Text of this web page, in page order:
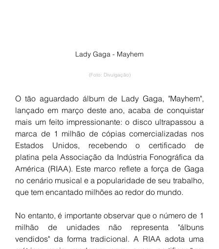
Lady Gaga - Mayhem
(Foto: Divulgação)
O tão aguardado álbum de Lady Gaga, "Mayhem",
lançado em março deste ano, acaba de conquistar
mais um feito impressionante: o disco ultrapassou a
marca de 1 milhão de cópias comercializadas nos
Estados Unidos, recebendo o certificado de
platina pela Associação da Indústria Fonográfica da
América (RIAA). Este marco reflete a força de Gaga
no cenário musical e a popularidade de seu trabalho,
que tem encantado milhões ao redor do mundo.
No entanto, é importante observar que o número de 1
milhão de unidades não representa "álbuns
vendidos" da forma tradicional. A RIAA adota uma